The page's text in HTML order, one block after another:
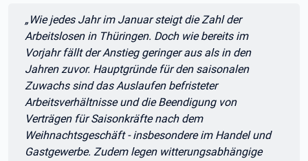
Zitat:
„Wie jedes Jahr im Januar steigt die Zahl der
Arbeitslosen in Thüringen. Doch wie bereits im
Vorjahr fällt der Anstieg geringer aus als in den
Jahren zuvor. Hauptgründe für den saisonalen
Zuwachs sind das Auslaufen befristeter
Arbeitsverhältnisse und die Beendigung von
Verträgen für Saisonkräfte nach dem
Weihnachtsgeschäft - insbesondere im Handel und
Gastgewerbe. Zudem legen witterungsabhängige